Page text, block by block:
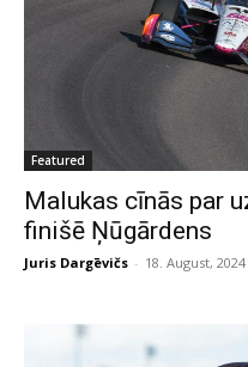
Featured
Malukas cīnās par
finišē Ņūgārdens
Juris Dargēvičs - 18. August, 2024